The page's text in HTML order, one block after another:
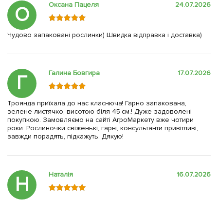
О Оксана Пацеля 24.07.2026
Чудово запаковані рослинки) Швидка відправка і доставка)
Г Галина Бовгира 17.07.2026
Троянда приїхала до нас класнюча! Гарно запакована,
зелене листячко, висотою біля 45 см.! Дуже задоволені
покупкою. Замовляємо на сайті АгроМаркету вже чотири
роки. Рослиночки свіженькі, гарні, консультанти привітливі,
завжди порадять, підкажуть. Дякую!
Н Наталія 16.07.2026